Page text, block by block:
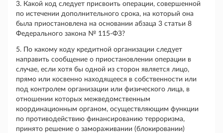
3. Какой код следует присвоить операции, совершенной
по истечении дополнительного срока, на который она
была приостановлена на основании абзаца 3 статьи 8
Федерального закона № 115-ФЗ?
5. По какому коду кредитной организации следует
направить сообщение о приостановлении операции в
случае, если хотя бы одной из сторон является лицо,
прямо или косвенно находящееся в собственности или
под контролем организации или физического лица, в
отношении которых межведомственным
координационным органом, осуществляющим функции
по противодействию финансированию терроризма,
принято решение о замораживании (блокировании)